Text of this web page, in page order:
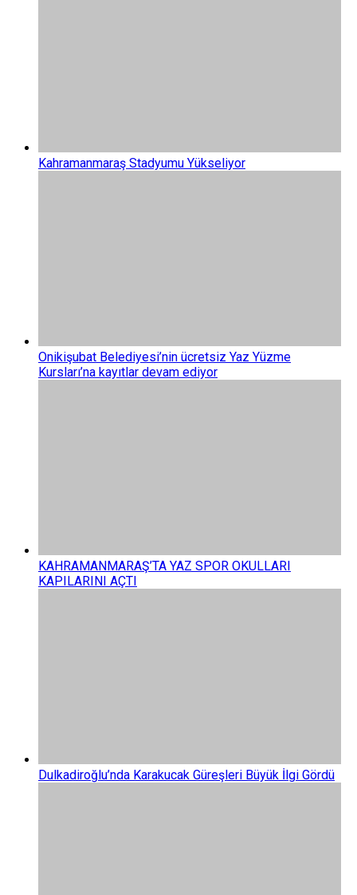
Kahramanmaraş Stadyumu Yükseliyor
Onikişubat Belediyesi’nin ücretsiz Yaz Yüzme
Kursları’na kayıtlar devam ediyor
KAHRAMANMARAŞ’TA YAZ SPOR OKULLARI
KAPILARINI AÇTI
Dulkadiroğlu’nda Karakucak Güreşleri Büyük İlgi Gördü